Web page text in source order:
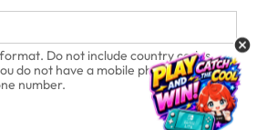
Do not include country codes,
do not have a mobile phone, please
number.